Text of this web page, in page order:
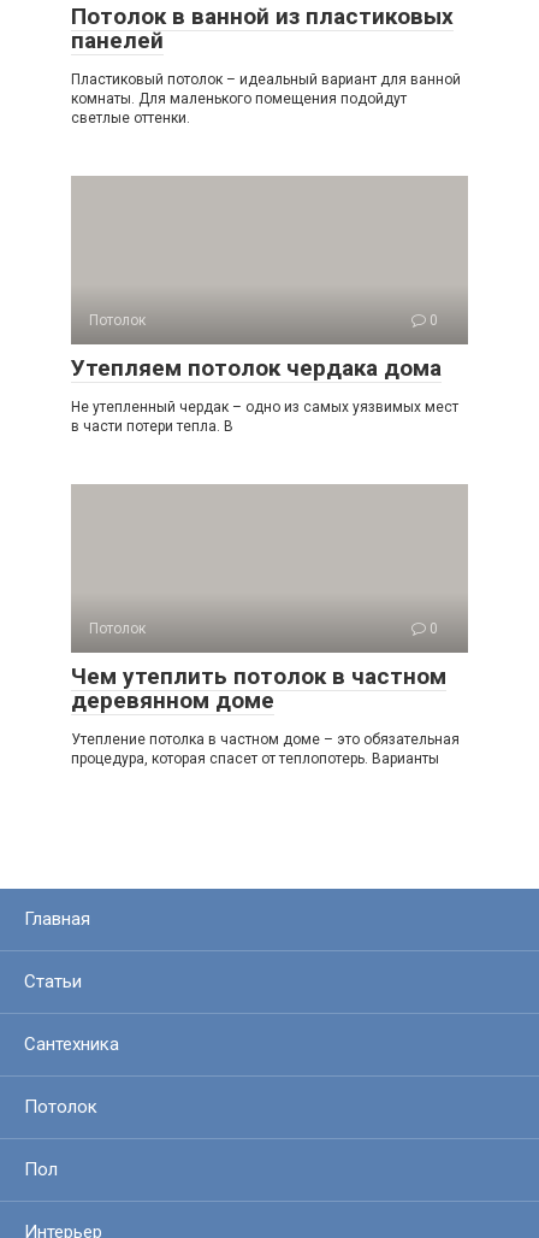
Потолок в ванной из пластиковых
панелей
Пластиковый потолок – идеальный вариант для ванной
комнаты. Для маленького помещения подойдут
светлые оттенки.
Потолок 0
Утепляем потолок чердака дома
Не утепленный чердак – одно из самых уязвимых мест
в части потери тепла. В
Потолок 0
Чем утеплить потолок в частном
деревянном доме
Утепление потолка в частном доме – это обязательная
процедура, которая спасет от теплопотерь. Варианты
Главная
Статьи
Сантехника
Потолок
Пол
Интерьер